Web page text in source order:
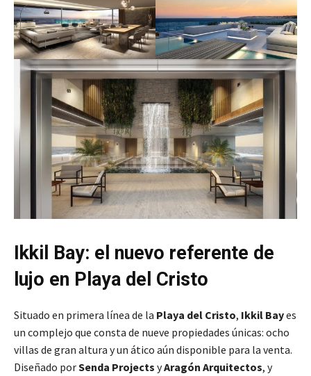
Ikkil Bay: el nuevo referente de
lujo en Playa del Cristo
Situado en primera línea de la Playa del Cristo, Ikkil Bayes
un complejo que consta de nueve propiedades únicas: ocho
villas de gran altura y un ático aún disponible para la venta.
Diseñado porSenda Projects yAragón Arquitectos, y